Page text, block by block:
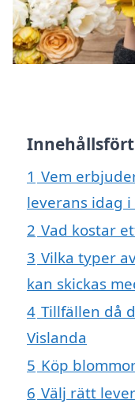
1 Vem
leverans idag i
2 Vad kostar
3 Vilka typer
kan skickas
4 Tillfällen då
Vislanda
5 Köp
6 Välj rätt